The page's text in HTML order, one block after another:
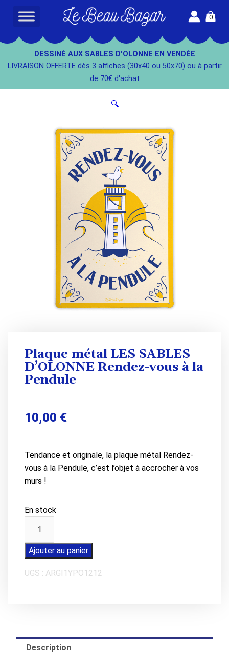
L
e
B
e
a
u
B
z
a
r
-
0
DESSINÉ AUX SABLES D'OLONNE EN VENDÉE
LIVRAISON OFFERTE dès 3 affiches (30x40 ou 50x70) ou à partir
de 70€ d'achat
🔍
Plaque métal LES SABLES
D’OLONNE Rendez-vous à la
Pendule
10,00 €
Tendance et originale, la plaque métal Rendez-
vous à la Pendule, c’est l’objet à accrocher à vos
murs !
En stock
Plaque
métal
LES
à
la
Ajouter au panier
UGS : ARGI1YPO1212
Description